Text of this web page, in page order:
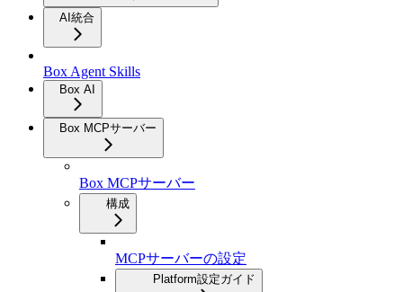
AI統合
Box Agent Skills
Box AI
Box MCPサーバー
Box MCPサーバー
構成
MCPサーバーの設定
Platform設定ガイド